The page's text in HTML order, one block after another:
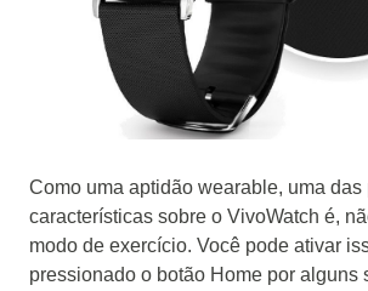
Como uma aptidão wearable, uma
características sobre o VivoWatch é,
modo de exercício. Você pode ativar
pressionado o botão Home por alguns